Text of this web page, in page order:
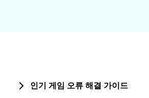
인기 게임 오류 해결 가이드